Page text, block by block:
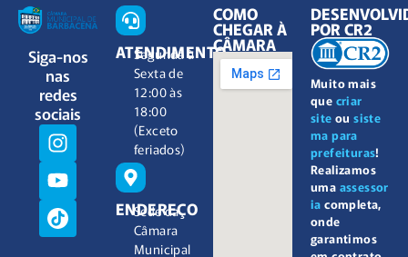
Siga-nos
nas
redes
sociais
ATENDIMENTO
Segunda à
Sexta de
12:00 às
18:00
(Exceto
feriados)
ENDEREÇO
Sede da
Câmara
Municipal
COMO
CHEGAR À
CÂMARA
Muito mais
que criar
site ousiste
ma para
prefeituras!
Realizamos
uma assessor
ia completa,
onde
garantimos
POR CR2